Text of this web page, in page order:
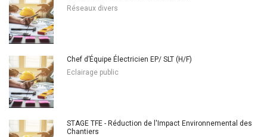
Réseaux divers
Chef d’Équipe Électricien EP/ SLT (H/F)
Eclairage public
STAGE TFE - Réduction de l'Impact Environnemental des
Chantiers